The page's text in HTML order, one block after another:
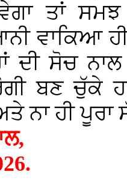
ਤਾਂ
ਵਾਕਿਆ
ਦੀ ਸੋਚ
ਬਣ ਚੁੱਕੇ
ਨਾ ਹੀ